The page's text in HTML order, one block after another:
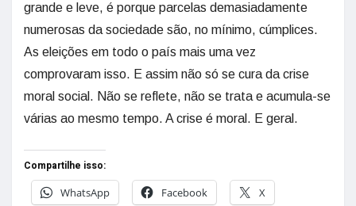
grande e leve, é porque parcelas demasiadamente
numerosas da sociedade são, no mínimo, cúmplices.
As eleições em todo o país mais uma vez
comprovaram isso. E assim não só se cura da crise
moral social. Não se reflete, não se trata e acumula-se
várias ao mesmo tempo. A crise é moral. E geral.
Compartilhe isso:
WhatsApp
Facebook X